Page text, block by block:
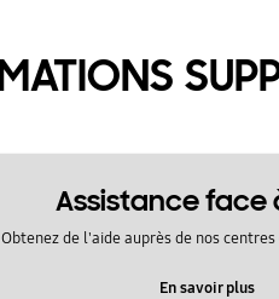
Assistance face
Obtenez de l'aide auprès de nos
En savoir plus